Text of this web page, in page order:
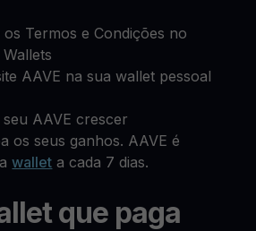
os Termos e Condições no
AAVE na sua wallet pessoal
seu AAVE crescer
os seus ganhos. AAVE é
wallet a cada 7 dias.
que paga